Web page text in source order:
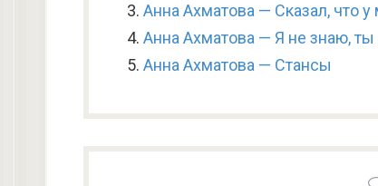
Анна Ахматова — Сказал, что
Анна Ахматова — Я не знаю,
Анна Ахматова — Стансы